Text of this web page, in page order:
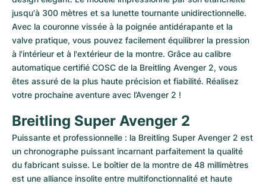
jusqu'à 300 mètres et sa lunette tournante unidirectionnelle.
Avec la couronne vissée à la poignée antidérapante et la
valve pratique, vous pouvez facilement équilibrer la pression
à l'intérieur et à l'extérieur de la montre. Grâce au calibre
automatique certifié COSC de la Breitling Avenger 2, vous
êtes assuré de la plus haute précision et fiabilité. Réalisez
votre prochaine aventure avec l’Avenger 2 !
Breitling Super Avenger 2
Puissante et professionnelle : la Breitling Super Avenger 2 est
un chronographe puissant incarnant parfaitement la qualité
du fabricant suisse. Le boîtier de la montre de 48 millimètres
est une alliance insolite entre multifonctionnalité et haute